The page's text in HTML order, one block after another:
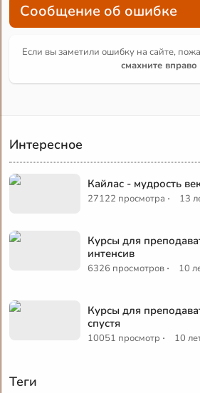
Сообщение об ошибке
Если вы заметили ошибку на сайте,
смахните вправо
Интересное
Кайлас - мудрость
27122 просмотра · 13
Курсы для
интенсив
6326 просмотров · 10
Курсы для
спустя
10051 просмотр · 10
Теги